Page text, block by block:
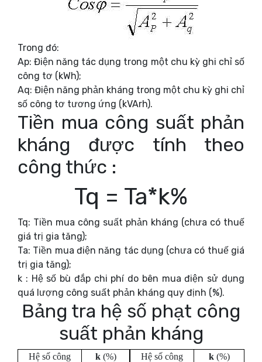
Trong đó:
Ap: Điện năng tác dụng trong một chu kỳ ghi chỉ số
công tơ (kWh);
Aq: Điện năng phản kháng trong một chu kỳ ghi chỉ
số công tơ tương ứng (kVArh).
Tiền mua công suất phản
kháng được tính theo
công thức :
Tq = Ta*k%
Tq: Tiền mua công suất phản kháng (chưa có thuế
giá trị gia tăng);
Ta: Tiền mua điện năng tác dụng (chưa có thuế giá
trị gia tăng);
k : Hệ số bù đắp chi phí do bên mua điện sử dụng
quá lượng công suất phản kháng quy định (%).
Bảng tra hệ số phạt công
suất phản kháng
Hệ số công
k(%)
Hệ số công
k(%)